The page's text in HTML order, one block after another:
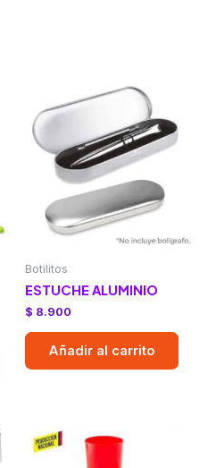
Botilitos
ESTUCHE ALUMINIO
$ 8.900
Añadir al carrito